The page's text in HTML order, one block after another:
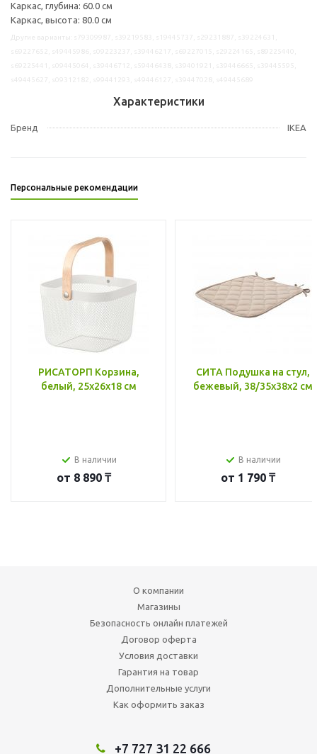
Каркас, глубина: 60.0 см
Каркас, высота: 80.0 см
Характеристики
Бренд IKEA
Персональные рекомендации
РИСАТОРП Корзина,
белый, 25x26x18 см
В наличии
от 8 890 ₸
СИТА Подушка на стул,
бежевый, 38/35x38x2 см
В наличии
от 1 790 ₸
О компании
Магазины
Безопасность онлайн платежей
Договор оферта
Условия доставки
Гарантия на товар
Дополнительные услуги
Как оформить заказ
+7 727 31 22 666